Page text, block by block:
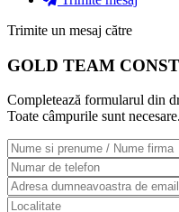
Trimite un mesaj către
GOLD TEAM
Completează formularul din
Toate câmpurile sunt necesare.